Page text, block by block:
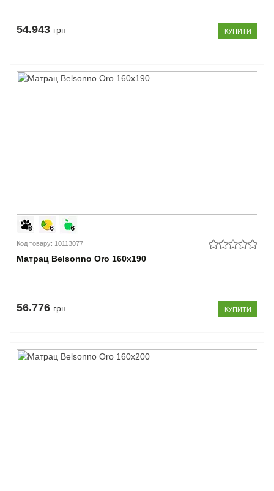
54.943 грн КУПИТИ
Код товару: 10113077
Матрац Belsonno Oro 160x190
56.776 грн КУПИТИ